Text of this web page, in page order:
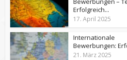
Erfolgreich...
17. April 2025
Internationale
Bewerbungen:
21. März 2025